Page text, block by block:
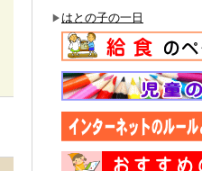
▶ はとの子の一日